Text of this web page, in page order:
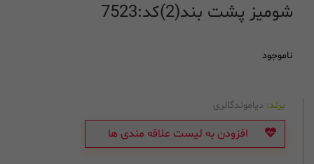
شومیز پشت بند(2)کد:7523
ناموجود
برند: دیاموندگالری
افزودن به لیست علاقه مندی ها